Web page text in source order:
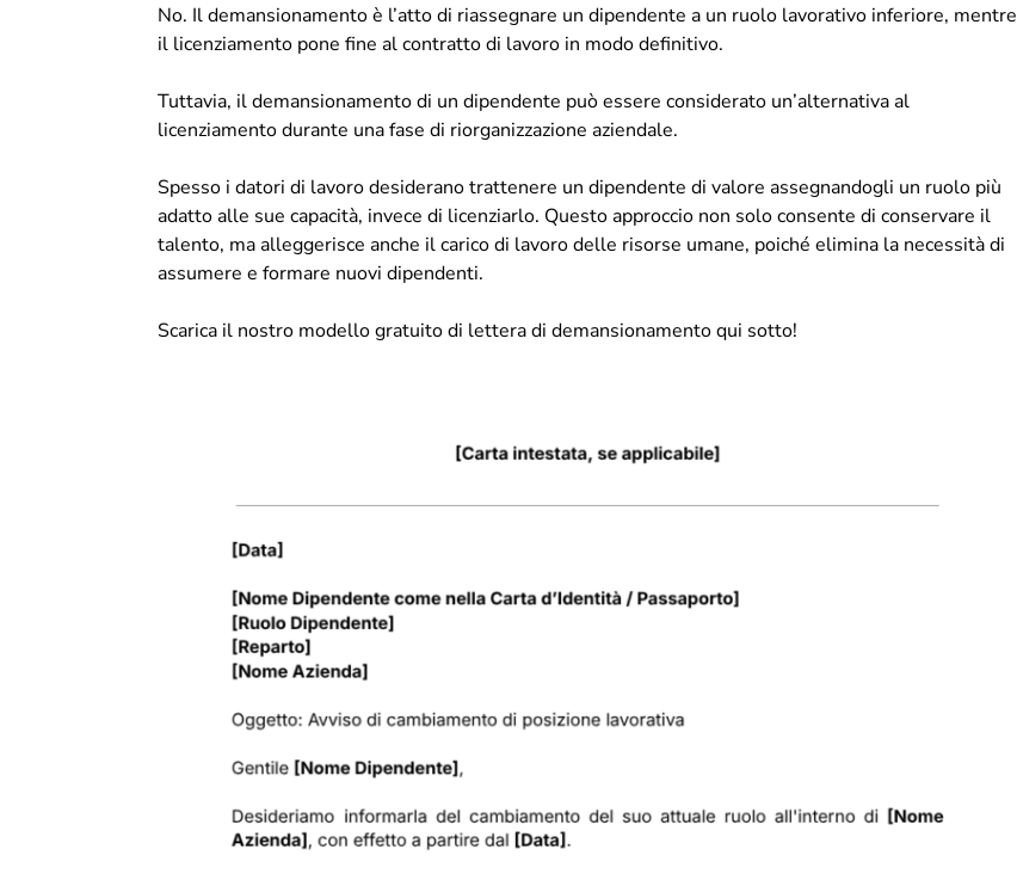
No. Il demansionamento è l’atto di riassegnare un dipendente a un ruolo lavorativo inferiore, mentre
il licenziamento pone fine al contratto di lavoro in modo definitivo.
Tuttavia, il demansionamento di un dipendente può essere considerato un’alternativa al
licenziamento durante una fase di riorganizzazione aziendale.
Spesso i datori di lavoro desiderano trattenere un dipendente di valore assegnandogli un ruolo più
adatto alle sue capacità, invece di licenziarlo. Questo approccio non solo consente di conservare il
talento, ma alleggerisce anche il carico di lavoro delle risorse umane, poiché elimina la necessità di
assumere e formare nuovi dipendenti.
Scarica il nostro modello gratuito di lettera di demansionamento qui sotto!